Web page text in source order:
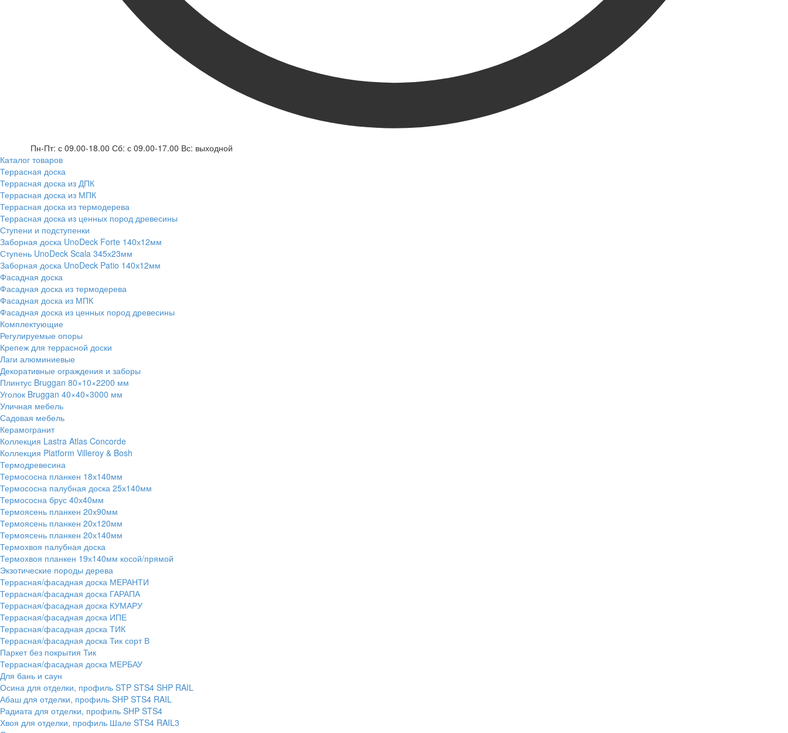
Пн-Пт: с 09.00-18.00 Сб: с 09.00-17.00 Вс: выходной
Каталог товаров
Террасная доска
Террасная доска из ДПК
Террасная доска из МПК
Террасная доска из термодерева
Террасная доска из ценных пород древесины
Ступени и подступенки
Заборная доска UnoDeck Forte 140х12мм
Ступень UnoDeck Scala 345х23мм
Заборная доска UnoDeck Patio 140х12мм
Фасадная доска
Фасадная доска из термодерева
Фасадная доска из МПК
Фасадная доска из ценных пород древесины
Комплектующие
Регулируемые опоры
Крепеж для террасной доски
Лаги алюминиевые
Декоративные ограждения и заборы
Плинтус Bruggan 80×10×2200 мм
Уголок Bruggan 40×40×3000 мм
Уличная мебель
Садовая мебель
Керамогранит
Коллекция Lastra Atlas Concorde
Коллекция Platform Villeroy & Bosh
Термодревесина
Термососна планкен 18х140мм
Термососна палубная доска 25х140мм
Термососна брус 40х40мм
Термоясень планкен 20х90мм
Термоясень планкен 20х120мм
Термоясень планкен 20х140мм
Термохвоя палубная доска
Термохвоя планкен 19х140мм косой/прямой
Экзотические породы дерева
Террасная/фасадная доска МЕРАНТИ
Террасная/фасадная доска ГАРАПА
Террасная/фасадная доска КУМАРУ
Террасная/фасадная доска ИПЕ
Террасная/фасадная доска ТИК
Террасная/фасадная доска Тик сорт В
Паркет без покрытия Тик
Террасная/фасадная доска МЕРБАУ
Для бань и саун
Осина для отделки, профиль STP STS4 SHP RAIL
Абаш для отделки, профиль SHP STS4 RAIL
Радиата для отделки, профиль SHP STS4
Хвоя для отделки, профиль Шале STS4 RAIL3